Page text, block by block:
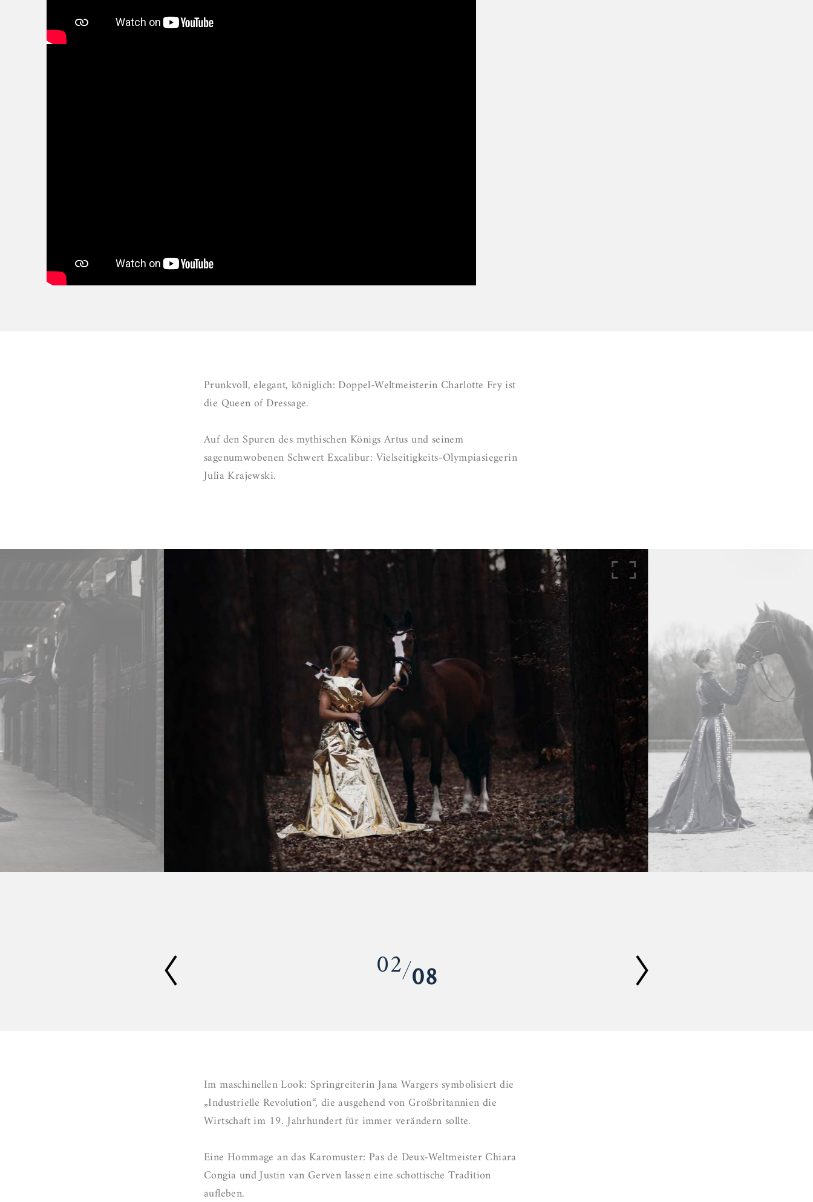
Prunkvoll, elegant, königlich: Doppel-Weltmeisterin Charlotte Fry ist
die Queen of Dressage.
Auf den Spuren des mythischen Königs Artus und seinem
sagenumwobenen Schwert Excalibur: Vielseitigkeits-Olympiasiegerin
Julia Krajewski.
02
03
07
08
08
Im maschinellen Look: Springreiterin Jana Wargers symbolisiert die
„Industrielle Revolution“, die ausgehend von Großbritannien die
Wirtschaft im 19. Jahrhundert für immer verändern sollte.
Eine Hommage an das Karomuster: Pas de Deux-Weltmeister Chiara
Congia und Justin van Gerven lassen eine schottische Tradition
aufleben.